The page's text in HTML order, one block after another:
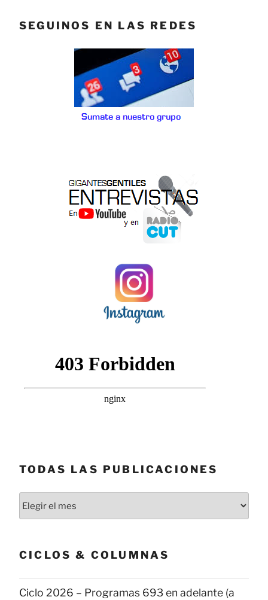
SEGUINOS EN LAS REDES
TODAS LAS PUBLICACIONES
Todas
las
CICLOS & COLUMNAS
Ciclo 2026 – Programas 693 en adelante (a